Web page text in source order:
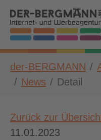
Skip to main navigation
Zum Hauptinhalt
Skip to page footer
Sie sind hier:
der-BERGMANN
News
Detail
Zurück zur
11.01.2023